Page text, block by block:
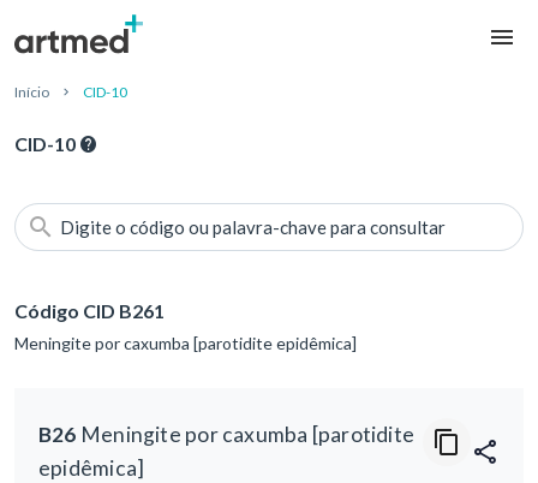
Início CID-10
CID-10
Digite o código ou palavra-chave para consultar
Código CID B261
Meningite por caxumba [parotidite epidêmica]
B26 Meningite por caxumba [parotidite
epidêmica]